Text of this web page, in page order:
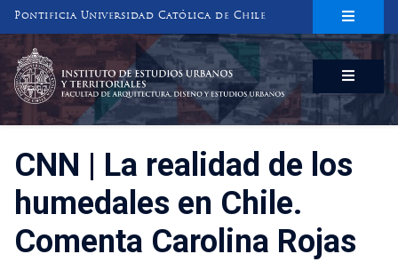
Pontificia Universidad Católica de Chile
INSTITUTO DE ESTUDIOS URBANOS
Y TERRITORIALES
FACULTAD DE ARQUITECTURA, DISEÑO Y ESTUDIOS URBANOS
CNN | La realidad de los
humedales en Chile.
Comenta Carolina Rojas